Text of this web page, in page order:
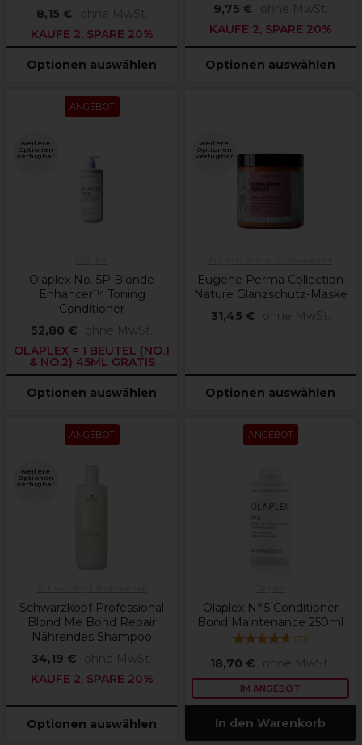
8,15 €
ohne MwSt.
KAUFE 2, SPARE 20%
Optionen auswählen
9,75 €
ohne MwSt.
KAUFE 2, SPARE 20%
Optionen auswählen
ANGEBOT
weitere
Optionen
verfügbar
Olaplex No. 5P Blonde
Enhancer™ Toning
Conditioner
52,80 €
ohne MwSt.
OLAPLEX = 1 BEUTEL (NO.1
& NO.2) 45ML GRATIS
Optionen auswählen
weitere
Optionen
verfügbar
Eugene Perma Collection
Nature Glanzschutz-Maske
31,45 €
ohne MwSt.
Optionen auswählen
ANGEBOT
weitere
Optionen
verfügbar
Schwarzkopf Professional
Blond Me Bond Repair
Nährendes Shampoo
34,19 €
ohne MwSt.
KAUFE 2, SPARE 20%
Optionen auswählen
ANGEBOT
Olaplex N°.5 Conditioner
Bond Maintenance 250ml
(21)
18,70 € ohne MwSt.
IM ANGEBOT
In den Warenkorb